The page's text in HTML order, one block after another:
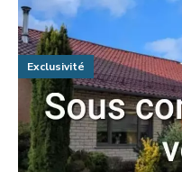
Exclusivité